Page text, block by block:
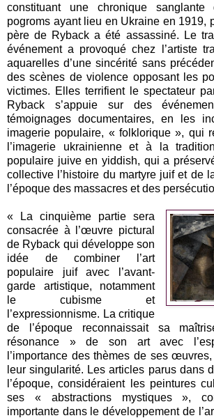
constituant une chronique
pogroms ayant lieu en Ukraine en 1919,
père de Ryback a été assassiné. Le
événement a provoqué chez l’artiste
aquarelles d’une sincérité sans
des scènes de violence opposant les
victimes. Elles terrifient le spectateur
Ryback s’appuie sur des
témoignages documentaires, en les
imagerie populaire, « folklorique », qui
l’imagerie ukrainienne et à la
populaire juive en yiddish, qui a
collective l’histoire du martyre juif et de
l’époque des massacres et des
« La cinquième partie sera
consacrée à l’œuvre pictural
de Ryback qui développe son
idée de combiner l’art
populaire juif avec l’avant-
garde artistique, notamment
le cubisme et
l’expressionnisme. La critique
de l’époque reconnaissait sa
résonance » de son art avec
l’importance des thèmes de ses
leur singularité. Les articles parus dans
l’époque, considéraient les peintures
ses « abstractions mystiques »,
importante dans le développement de